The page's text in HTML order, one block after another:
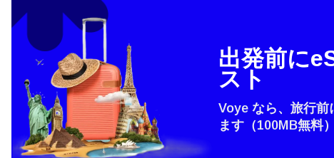
How
出発前に
スト
Voye なら、旅行前
ます（100MB無料）